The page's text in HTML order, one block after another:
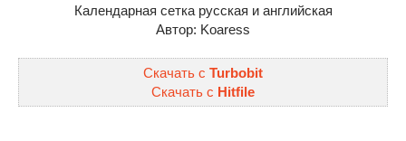
Календарная сетка русская и английская
Автор: Koaress
Скачать с Turbobit
Скачать с Hitfile